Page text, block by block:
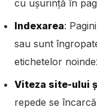
cu ușurință în
Indexarea:
sau sunt
etichetelor
Viteza site-ului
repede se